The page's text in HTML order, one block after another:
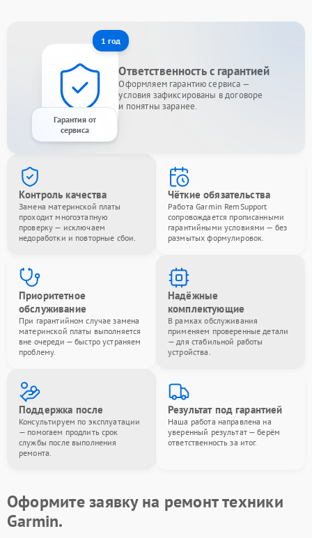
1 год
Гарантия от
сервиса
Ответственность с гарантией
Оформляем гарантию сервиса —
условия зафиксированы в договоре
и понятны заранее.
Контроль качества
Замена материнской платы
проходит многоэтапную
проверку — исключаем
недоработки и повторные сбои.
Чёткие обязательства
Работа Garmin RemSupport
сопровождается прописанными
гарантийными условиями — без
размытых формулировок.
Приоритетное
обслуживание
При гарантийном случае замена
материнской платы выполняется
вне очереди — быстро устраняем
проблему.
Надёжные
комплектующие
В рамках обслуживания
применяем проверенные детали
— для стабильной работы
устройства.
Поддержка после
Консультируем по эксплуатации
— помогаем продлить срок
службы после выполнения
ремонта.
Результат под гарантией
Наша работа направлена на
уверенный результат — берём
ответственность за итог.
Оформите заявку на ремонт техники
Garmin.